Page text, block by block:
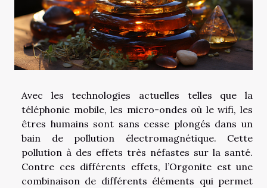
Avec les technologies actuelles telles que la
téléphonie mobile, les micro-ondes où le wifi, les
êtres humains sont sans cesse plongés dans un
bain de pollution électromagnétique. Cette
pollution à des effets très néfastes sur la santé.
Contre ces différents effets, l’Orgonite est une
combinaison de différents éléments qui permet